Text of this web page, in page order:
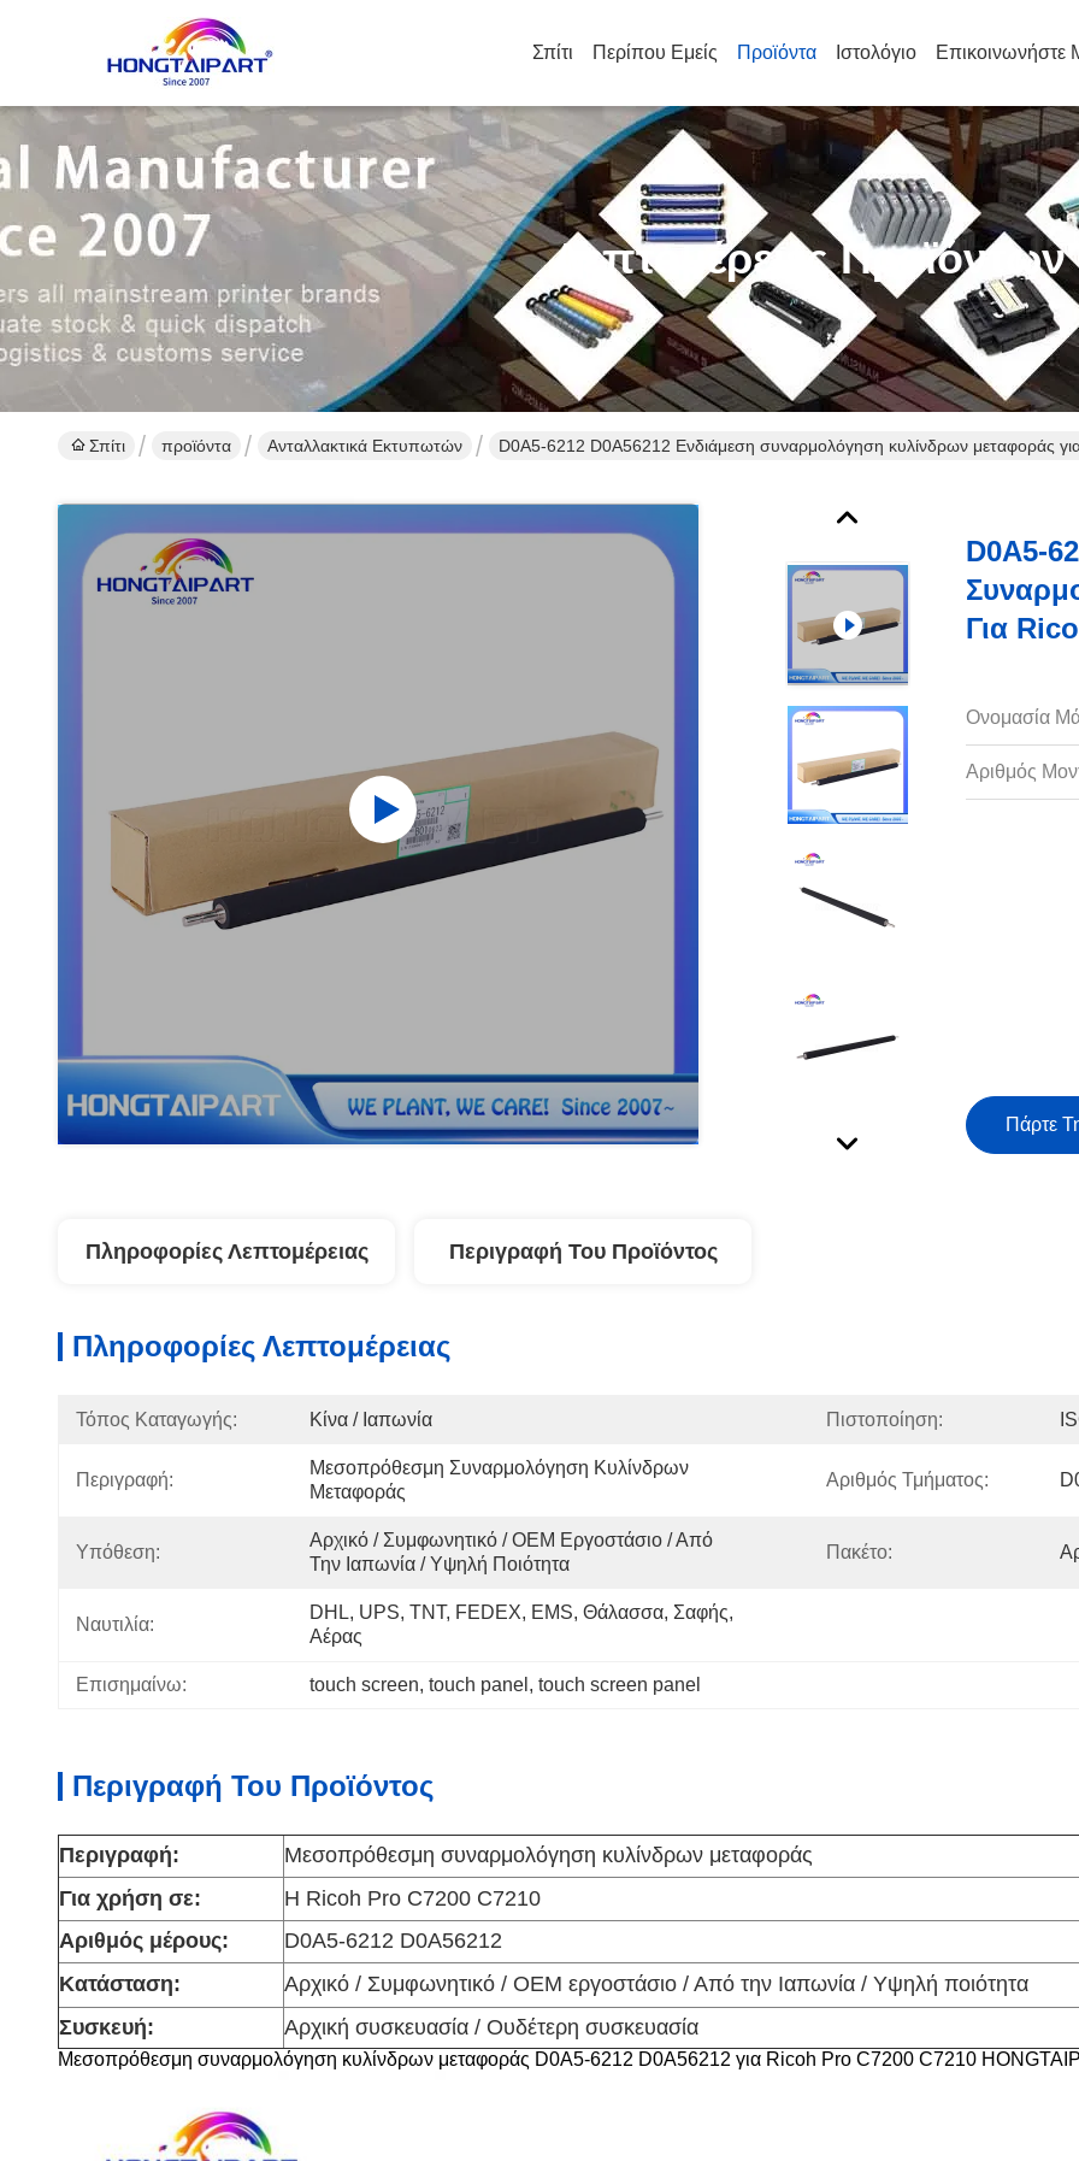
Σπίτι Περίπου Εμείς Προϊόντα Ιστολόγιο Επικοινωνήστε
Λεπτομέρειες Προϊόντων
Σπίτι προϊόντα Ανταλλακτικά Εκτυπωτών D0A5-6212 D0A56212 Ενδιάμεση συναρμολόγηση κυλίνδρων μεταφοράς
D0A5-
Για
Ονομασία
Αριθμός
Πάρτε
Πληροφορίες Λεπτομέρειας Περιγραφή Του Προϊόντος
Πληροφορίες Λεπτομέρειας
Τόπος Καταγωγής: Κίνα / Ιαπωνία Πιστοποίηση:
Περιγραφή:
Μεσοπρόθεσμη Συναρμολόγηση Κυλίνδρων
Μεταφοράς
Αριθμός Τμήματος:
Υπόθεση:
Αρχικό / Συμφωνητικό / OEM Εργοστάσιο / Από
Την Ιαπωνία / Υψηλή Ποιότητα
Πακέτο:
Ναυτιλία:
DHL, UPS, TNT, FEDEX, EMS, Θάλασσα, Σαφής,
Αέρας
Επισημαίνω: touch screen, touch panel , touch screen panel
Περιγραφή Του Προϊόντος
Περιγραφή:
Μεσοπρόθεσμη συναρμολόγηση κυλίνδρων μεταφοράς
Για χρήση σε:
Η Ricoh Pro C7200 C7210
Αριθμός μέρους:
D0A5-6212 D0A56212
Κατάσταση:
Αρχικό / Συμφωνητικό / OEM εργοστάσιο / Από την Ιαπωνία / Υψηλή ποιότητα
Συσκευή:
Αρχική συσκευασία / Ουδέτερη συσκευασία
Μεσοπρόθεσμη συναρμολόγηση κυλίνδρων μεταφοράς D0A5-6212 D0A56212 για Ricoh Pro C7200 C7210